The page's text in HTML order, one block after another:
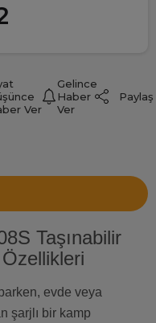
Ver
Gelince
Haber
Ver
Paylaş
Taşınabilir
evde veya
şarjlı bir kamp